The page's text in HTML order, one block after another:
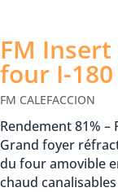
FM
four I-
FM CALEFACCION
Rendement 81%
Grand foyer
du four amovible
chaud canalisables